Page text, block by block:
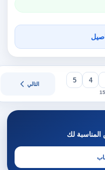
4
5 التالي
لك